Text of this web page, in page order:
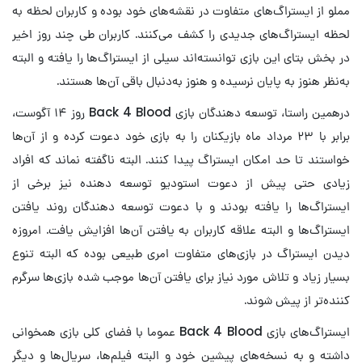
مملو از ایستراگ‌های متفاوت در نقشه‌های خود بوده و کاربران لحظه به
لحظه ایستراگ‌های جدیدی را کشف می‌کنند. کاربران طی چند روز اخیر
در بخش بتای این بازی توانسته‌اند سیلی از ایستراگ‌ها را یافته و البته
به‌نظر هنوز به پایان نرسیده و هنوز به‌دنبال باقی آن‌ها هستند.
درهمین راستا، توسعه دهندگان بازی Back 4 Blood روز ۱۴ آگوست،
برابر با ۲۳ مرداد ماه بازیکنان را به بازی خود دعوت کرده و از آن‌ها
خواستند تا حد امکان ایستراگ پیدا کنند. البته ناگفته نماند که افراد
زیادی حتی پیش از دعوت استودیو توسعه دهنده نیز برخی از
ایستراگ‌ها را یافته بودند و با دعوت توسعه دهندگان روند یافتن
ایستراگ‌ها و البته علاقه کاربران به یافتن آن‌ها افزایش یافت. امروزه
دیدن ایستراگ در بازی‌های متفاوت امری طبیعی بوده که البته تنوع
بسیار زیاد و تلاش مورد نیاز برای یافتن آن‌ها موجب شده بازی‌ها سرگرم
کننده‌تر از پیش شوند.
ایستراگ‌های بازی Back 4 Blood عموما با فضای کلی بازی همخوانی
داشته و به نسخه‌های پیشین خود و البته فیلم‌ها، سریال‌ها و دیگر